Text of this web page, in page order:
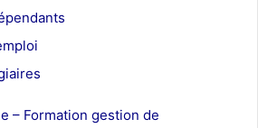
– Formation gestion de